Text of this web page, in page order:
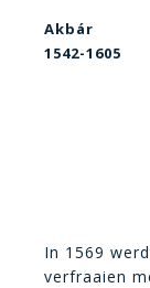
Akbár
1542-1605
In 1569
verfraaien